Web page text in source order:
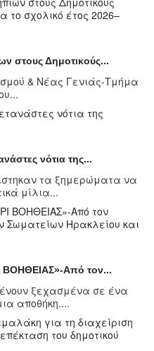
στους Δημοτικούς...
& Νέας Γενιάς-Τμήμα
νότια της...
τα ξημερώματα να
μίλια...
ΒΟΗΘΕΙΑΣ»-Από τον...
ξεχασμένα σε ένα
αποθήκη....